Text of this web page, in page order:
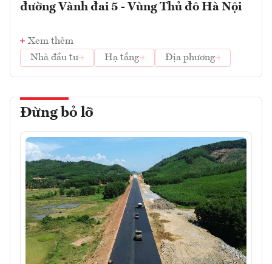
đường Vành đai 5 - Vùng Thủ đô Hà Nội
Xem thêm
Nhà đầu tư
Hạ tầng Địa phương
Đừng bỏ lỡ